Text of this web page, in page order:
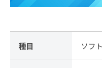
報
イ
種目 ソフ